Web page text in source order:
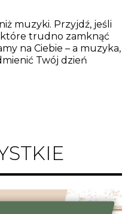
muzyki. Przyjdź, jeśli
które trudno zamknąć
na Ciebie – a muzyka,
Twój dzień